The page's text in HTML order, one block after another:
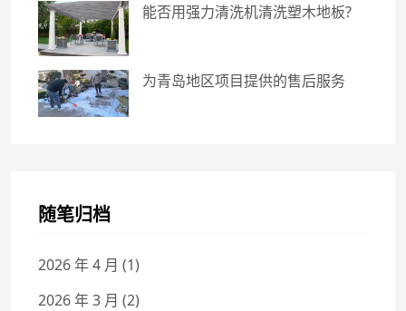
能否用强力清洗机清洗塑木地板?
为青岛地区项目提供的售后服务
随笔归档
2026 年 4 月 (1)
2026 年 3 月 (2)